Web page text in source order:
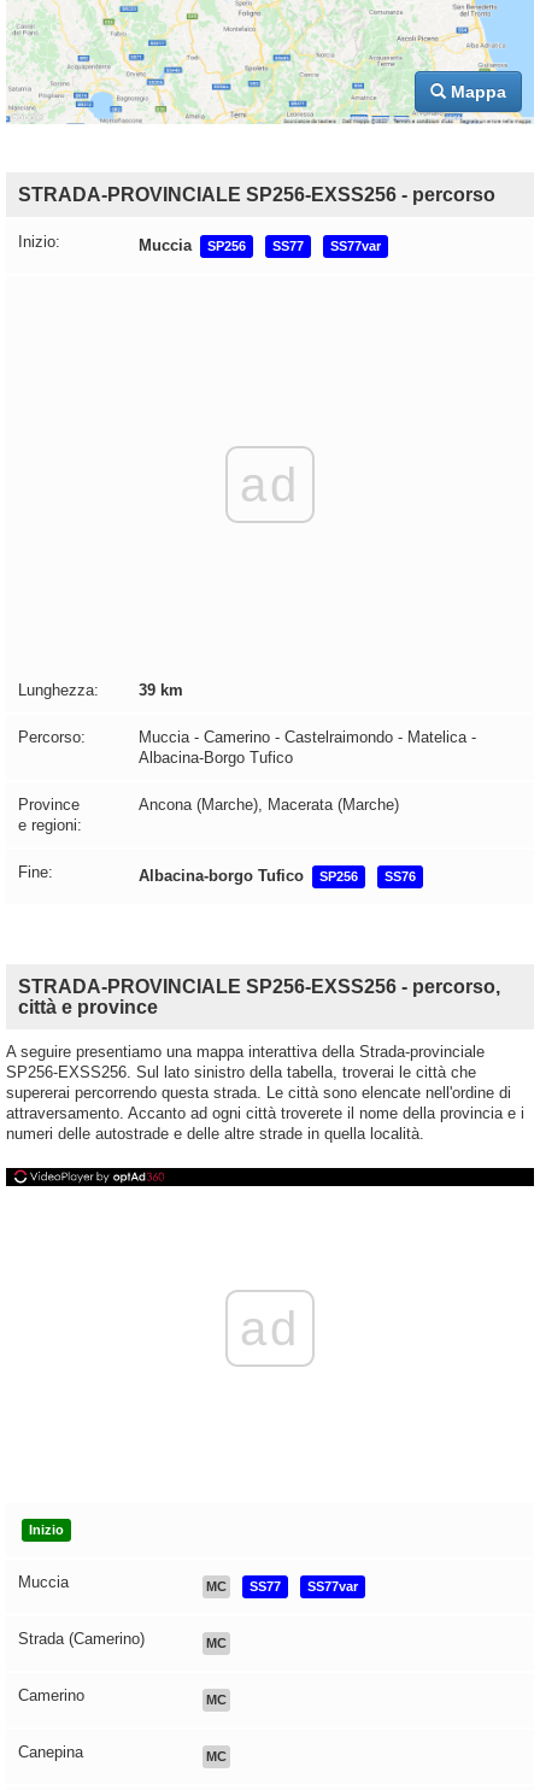
Mappa
STRADA-PROVINCIALE SP256-EXSS256 - percorso
Inizio: Muccia SP256 SS77 SS77var
ad
Lunghezza: 39 km
Percorso:
Muccia - Camerino - Castelraimondo - Matelica -
Albacina-Borgo Tufico
Province
e regioni:
Ancona (Marche), Macerata (Marche)
Fine: Albacina-borgo Tufico SP256 SS76
STRADA-PROVINCIALE SP256-EXSS256 - percorso,
città e province
A seguire presentiamo una mappa interattiva della Strada-provinciale
SP256-EXSS256. Sul lato sinistro della tabella, troverai le città che
supererai percorrendo questa strada. Le città sono elencate nell'ordine di
attraversamento. Accanto ad ogni città troverete il nome della provincia e i
numeri delle autostrade e delle altre strade in quella località.
ad
Inizio
Muccia MC SS77 SS77var
Strada (Camerino) MC
Camerino MC
Canepina MC